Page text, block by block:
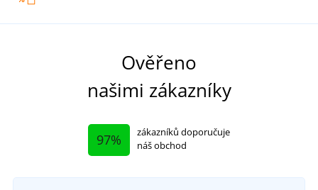
Ověřeno
našimi zákazníky
97%
zákazníků doporučuje
náš obchod